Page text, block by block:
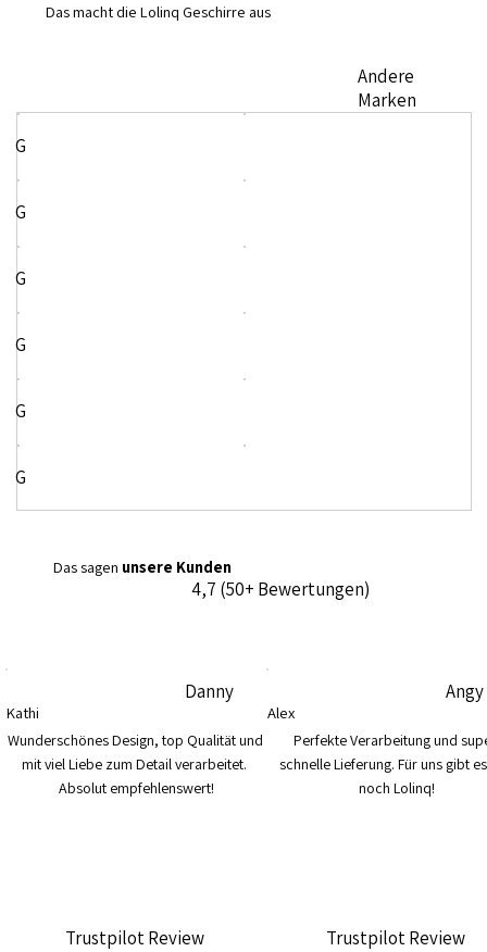
Das macht die Lolinq Geschirre aus
Andere
Marken
G
G
G
G
G
G
Das sagen unsere Kunden
4,7 (50+ Bewertungen)
Kathi
Wunderschönes Design, top Qualität und
mit viel Liebe zum Detail verarbeitet.
Absolut empfehlenswert!
Danny
Trustpilot Review
Alex
Perfekte Verarbeitung und
schnelle Lieferung. Für uns gibt
noch Lolinq!
Angy
Trustpilot Review